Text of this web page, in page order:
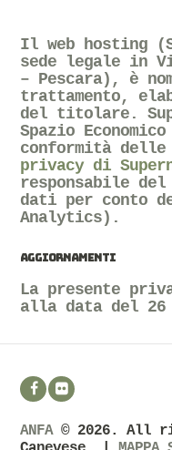
Il web hosting
sede legale in
– Pescara), è
trattamento,
del titolare.
Spazio
conformità delle
privacy di
responsabile
dati per conto
Analytics).
AGGIORNAMENTI
La presente
alla data del 26
ANFA© 2026. All